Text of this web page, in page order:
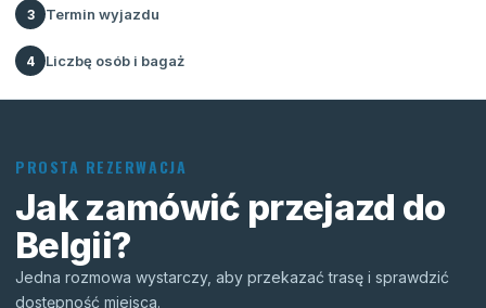
3 Termin wyjazdu
4 Liczbę osób i bagaż
PROSTA REZERWACJA
Jak zamówić przejazd do
Belgii?
Jedna rozmowa wystarczy, aby przekazać trasę i sprawdzić
dostępność miejsca.